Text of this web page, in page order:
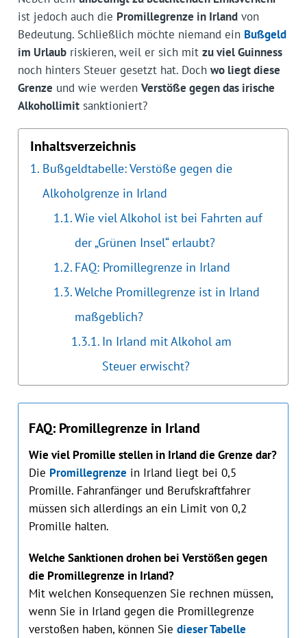
ist jedoch auch die Promillegrenze in Irlandvon
Bedeutung. Schließlich möchte niemand ein Bußgeld
im Urlaubriskieren, weil er sich mit zu viel Guinness
noch hinters Steuer gesetzt hat. Doch wo liegt diese
Grenze und wie werden Verstöße gegen das irische
Alkohollimitsanktioniert?
Inhaltsverzeichnis
Bußgeldtabelle: Verstöße gegen die
Alkoholgrenze in Irland
Wie viel Alkohol ist bei Fahrten auf
der „Grünen Insel“ erlaubt?
FAQ: Promillegrenze in Irland
Welche Promillegrenze ist in Irland
maßgeblich?
In Irland mit Alkohol am
Steuer erwischt?
FAQ: Promillegrenze in Irland
Wie viel Promille stellen in Irland die Grenze dar?
Die Promillegrenze in Irland liegt bei 0,5
Promille. Fahranfänger und Berufskraftfahrer
müssen sich allerdings an ein Limit von 0,2
Promille hal‌ten.
Welche Sanktionen drohen bei Verstößen gegen
die Promillegrenze in Irland?
Mit welchen Konsequenzen Sie rechnen müssen,
wenn Sie in Irland gegen die Promillegrenze
verstoßen haben, können Sie dieser Tabelle